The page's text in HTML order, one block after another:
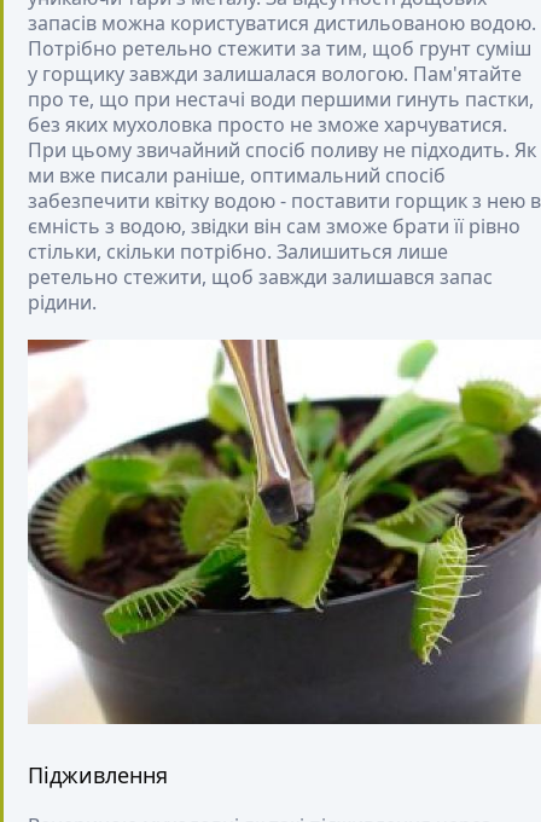
запасів можна користуватися дистильованою водою.
Потрібно ретельно стежити за тим, щоб грунт суміш
у горщику завжди залишалася вологою. Пам'ятайте
про те, що при нестачі води першими гинуть пастки,
без яких мухоловка просто не зможе харчуватися.
При цьому звичайний спосіб поливу не підходить. Як
ми вже писали раніше, оптимальний спосіб
забезпечити квітку водою - поставити горщик з нею в
ємність з водою, звідки він сам зможе брати її рівно
стільки, скільки потрібно. Залишиться лише
ретельно стежити, щоб завжди залишався запас
рідини.
Підживлення